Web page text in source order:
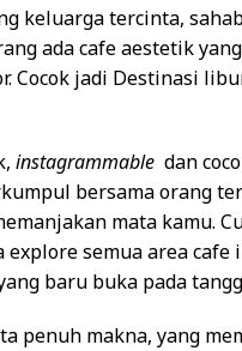
keluarga tercinta,
ada cafe aestetik
Cocok jadi Destinasi
instagrammable dan
bersama orang
mata kamu.
semua area cafe
baru buka pada
penuh makna, yang